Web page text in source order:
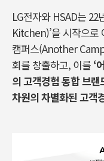
LG전자와 HSAD는
Kitchen)’을 시작으
캠퍼스(Another
회를 창출하고, 이를 ‘
의 고객경험 통합 브
차원의 차별화된 고객